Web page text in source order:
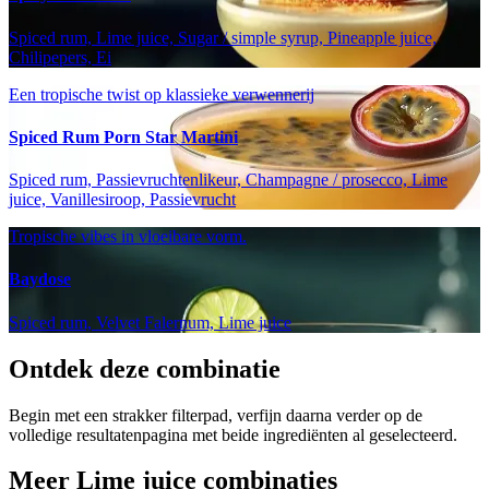
Spiced rum, Lime juice, Sugar / simple syrup, Pineapple juice,
Chilipepers, Ei
Een tropische twist op klassieke verwennerij
Spiced Rum Porn Star Martini
Spiced rum, Passievruchtenlikeur, Champagne / prosecco, Lime
juice, Vanillesiroop, Passievrucht
Tropische vibes in vloeibare vorm.
Baydose
Spiced rum, Velvet Falernum, Lime juice
Ontdek deze combinatie
Begin met een strakker filterpad, verfijn daarna verder op de
volledige resultatenpagina met beide ingrediënten al geselecteerd.
Meer Lime juice combinaties